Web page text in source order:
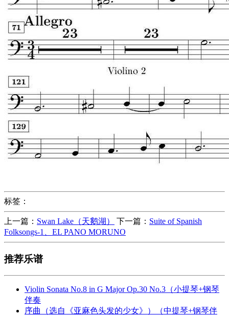
标签：
上一篇： Swan Lake（天鹅湖） 下一篇： Suite of Spanish
Folksongs-1、EL PANO MORUNO
推荐乐谱
Violin Sonata No.8 in G Major Op.30 No.3（小提琴+钢琴
伴奏
序曲（选自《亚麻色头发的少女》）（中提琴+钢琴伴